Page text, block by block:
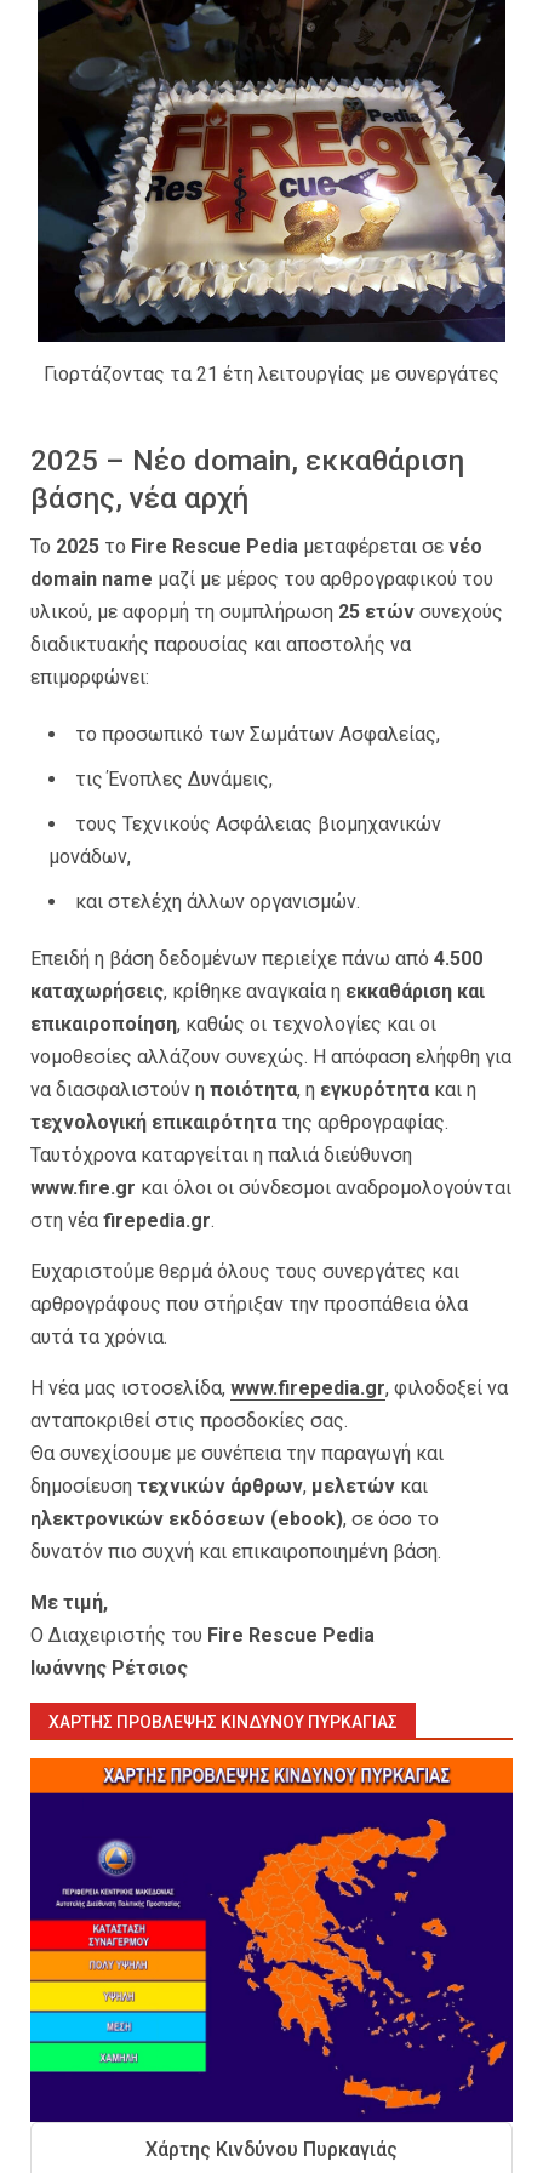
Γιορτάζοντας τα 21 έτη λειτουργίας με συνεργάτες
2025 – Νέο domain, εκκαθάριση
βάσης, νέα αρχή
Το 2025 το Fire Rescue Pedia μεταφέρεται σε νέο
domain name μαζί με μέρος του αρθρογραφικού του
υλικού, με αφορμή τη συμπλήρωση 25 ετών συνεχούς
διαδικτυακής παρουσίας και αποστολής να
επιμορφώνει:
το προσωπικό των Σωμάτων Ασφαλείας,
τις Ένοπλες Δυνάμεις,
τους Τεχνικούς Ασφάλειας βιομηχανικών
μονάδων,
και στελέχη άλλων οργανισμών.
Επειδή η βάση δεδομένων περιείχε πάνω από 4.500
καταχωρήσεις, κρίθηκε αναγκαία η εκκαθάριση και
επικαιροποίηση, καθώς οι τεχνολογίες και οι
νομοθεσίες αλλάζουν συνεχώς. Η απόφαση ελήφθη για
να διασφαλιστούν η ποιότητα, η εγκυρότητα και η
τεχνολογική επικαιρότητα της αρθρογραφίας.
Ταυτόχρονα καταργείται η παλιά διεύθυνση
www.fire.gr και όλοι οι σύνδεσμοι αναδρομολογούνται
στη νέα firepedia.gr.
Ευχαριστούμε θερμά όλους τους συνεργάτες και
αρθρογράφους που στήριξαν την προσπάθεια όλα
αυτά τα χρόνια.
Η νέα μας ιστοσελίδα, www.firepedia.gr, φιλοδοξεί να
ανταποκριθεί στις προσδοκίες σας.
Θα συνεχίσουμε με συνέπεια την παραγωγή και
δημοσίευση τεχνικών άρθρων, μελετών και
ηλεκτρονικών εκδόσεων (ebook), σε όσο το
δυνατόν πιο συχνή και επικαιροποιημένη βάση.
Με τιμή,
Ο Διαχειριστής του Fire Rescue Pedia
Ιωάννης Ρέτσιος
ΧΆΡΤΗΣ ΠΡΌΒΛΕΨΗΣ ΚΙΝΔΎΝΟΥ ΠΥΡΚΑΓΙΆΣ
Χάρτης Κινδύνου Πυρκαγιάς
εκπαιδεύσουμε ή για να
αλλάξουμε ζωές;
7
Sprinklers: Ο «αόρατος φύλακας
άγγελος» πάνω από το κεφάλι
μας
Η ελαφρότητα της τεχνικής
ασφάλειας στην Ελλάδα (ΥΑΕ)